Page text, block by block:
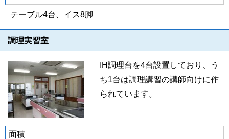
テーブル4台、イス8脚
調理実習室
IH調理台を4台設置しており、う
ち1台は調理講習の講師向けに作
られています。
面積